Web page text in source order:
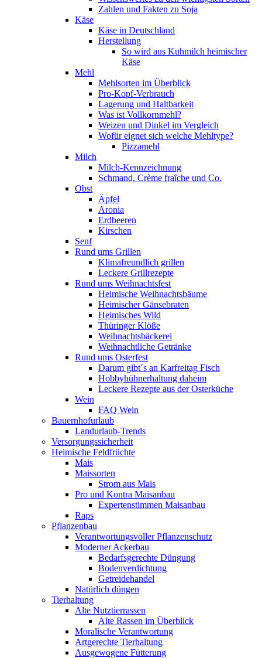
Zahlen und Fakten zu Soja
Käse
Käse in Deutschland
Herstellung
So wird aus Kuhmilch heimischer
Käse
Mehl
Mehlsorten im Überblick
Pro-Kopf-Verbrauch
Lagerung und Haltbarkeit
Was ist Vollkornmehl?
Weizen und Dinkel im Vergleich
Wofür eignet sich welche Mehltype?
Pizzamehl
Milch
Milch-Kennzeichnung
Schmand, Crème fraȋche und Co.
Obst
Äpfel
Aronia
Erdbeeren
Kirschen
Senf
Rund ums Grillen
Klimafreundlich grillen
Leckere Grillrezepte
Rund ums Weihnachtsfest
Heimische Weihnachtsbäume
Heimischer Gänsebraten
Heimisches Wild
Thüringer Klöße
Weihnachtsbäckerei
Weihnachtliche Getränke
Rund ums Osterfest
Darum gibt´s an Karfreitag Fisch
Hobbyhühnerhaltung daheim
Leckere Rezepte aus der Osterküche
Wein
FAQ Wein
Bauernhofurlaub
Landurlaub-Trends
Versorgungssicherheit
Heimische Feldfrüchte
Mais
Maissorten
Strom aus Mais
Pro und Kontra Maisanbau
Expertenstimmen Maisanbau
Raps
Pflanzenbau
Verantwortungsvoller Pflanzenschutz
Moderner Ackerbau
Bedarfsgerechte Düngung
Bodenverdichtung
Getreidehandel
Natürlich düngen
Tierhaltung
Alte Nutztierrassen
Alte Rassen im Überblick
Moralische Verantwortung
Artgerechte Tierhaltung
Ausgewogene Fütterung